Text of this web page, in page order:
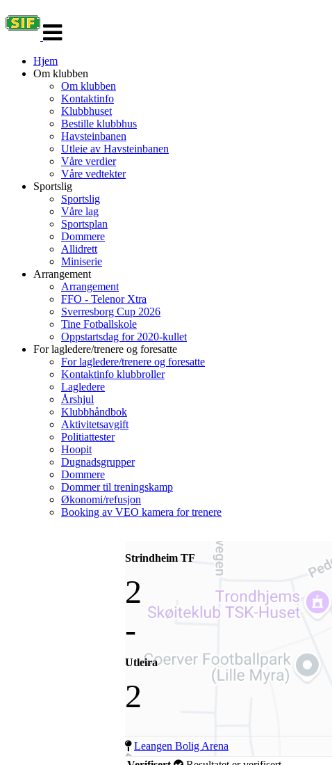
navigasjon
Hjem
Om klubben
Om klubben
Kontaktinfo
Klubbhuset
Bestille klubbhus
Havsteinbanen
Utleie av Havsteinbanen
Våre verdier
Våre vedtekter
Sportslig
Sportslig
Våre lag
Sportsplan
Dommere
Allidrett
Miniserie
Arrangement
Arrangement
FFO - Telenor Xtra
Sverresborg Cup 2026
Tine Fotballskole
Oppstartsdag for 2020-kullet
For lagledere/trenere og foresatte
For lagledere/trenere og foresatte
Kontaktinfo klubbroller
Lagledere
Årshjul
Klubbhåndbok
Aktivitetsavgift
Politiattester
Hoopit
Dugnadsgrupper
Dommere
Dommer til treningskamp
Økonomi/refusjon
Booking av VEO kamera for trenere
Strindheim TF
2
-
Utleira
2
Leangen Bolig Arena